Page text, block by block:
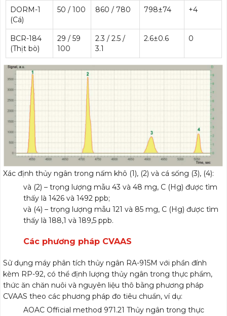
DORM-1
(Cá)
50 / 100 860 / 780 798±74 +4
BCR-184
(Thịt bò)
29 / 59
100
2.3 / 2.5 /
3.1
2.6±0.6 0
Xác định thủy ngân trong nấm khô (1), (2) và cá sống (3), (4):
và (2) – trọng lượng mẫu 43 và 48 mg, C (Hg) được tìm
thấy là 1426 và 1492 ppb;
và (4) – trọng lượng mẫu 121 và 85 mg, C (Hg) được tìm
thấy là 188,1 và 189,5 ppb.
Các phương pháp CVAAS
Sử dụng máy phân tích thủy ngân RA-915M với phần đính
kèm RP-92, có thể định lượng thủy ngân trong thực phẩm,
thức ăn chăn nuôi và nguyên liệu thô bằng phương pháp
CVAAS theo các phương pháp đo tiêu chuẩn, ví dụ:
AOAC Official method 971.21 Thủy ngân trong thực